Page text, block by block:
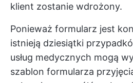
klient zostanie wdrożony.
Ponieważ formularz jest
istnieją dziesiątki
usług medycznych mogą
szablon formularza